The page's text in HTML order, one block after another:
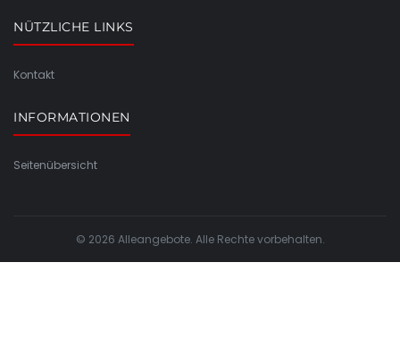
NÜTZLICHE LINKS
Kontakt
INFORMATIONEN
Seitenübersicht
© 2026 Alleangebote. Alle Rechte vorbehalten.